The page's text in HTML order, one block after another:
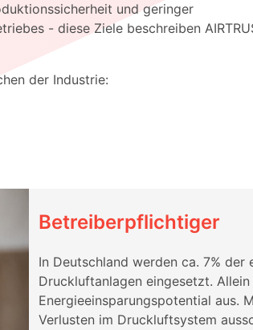
und geringer
- diese Ziele beschreiben
der Industrie:
Betreiberpflichtiger
In Deutschland werden ca. 7%
Druckluftanlagen eingesetzt.
Energieeinsparungspotential aus.
Verlusten im Druckluftsystem